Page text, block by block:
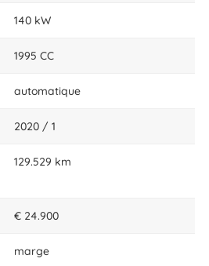
140 kW
1995 CC
automatique
2020 / 1
129.529 km
€ 24.900
marge